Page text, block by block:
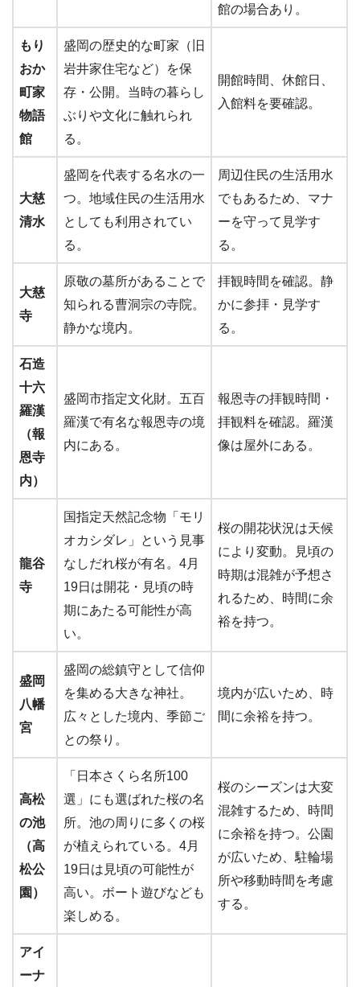
館の場合あり。
もり
おか
町家
物語
館
盛岡の歴史的な町家（旧
岩井家住宅など）を保
存・公開。当時の暮らし
ぶりや文化に触れられ
る。
開館時間、休館日、
入館料を要確認。
大慈
清水
盛岡を代表する名水の一
つ。地域住民の生活用水
としても利用されてい
る。
周辺住民の生活用水
でもあるため、マナ
ーを守って見学す
る。
大慈
寺
原敬の墓所があることで
知られる曹洞宗の寺院。
静かな境内。
拝観時間を確認。静
かに参拝・見学す
る。
石造
十六
羅漢
（報
恩寺
内）
盛岡市指定文化財。五百
羅漢で有名な報恩寺の境
内にある。
報恩寺の拝観時間・
拝観料を確認。羅漢
像は屋外にある。
龍谷
寺
国指定天然記念物「モリ
オカシダレ」という見事
なしだれ桜が有名。4月
19日は開花・見頃の時
期にあたる可能性が高
い。
桜の開花状況は天候
により変動。見頃の
時期は混雑が予想さ
れるため、時間に余
裕を持つ。
盛岡
八幡
宮
盛岡の総鎮守として信仰
を集める大きな神社。
広々とした境内、季節ご
との祭り。
境内が広いため、時
間に余裕を持つ。
高松
の池
（高
松公
園）
「日本さくら名所100
選」にも選ばれた桜の名
所。池の周りに多くの桜
が植えられている。4月
19日は見頃の可能性が
高い。ボート遊びなども
楽しめる。
桜のシーズンは大変
混雑するため、時間
に余裕を持つ。公園
が広いため、駐輪場
所や移動時間を考慮
する。
アイ
ーナ